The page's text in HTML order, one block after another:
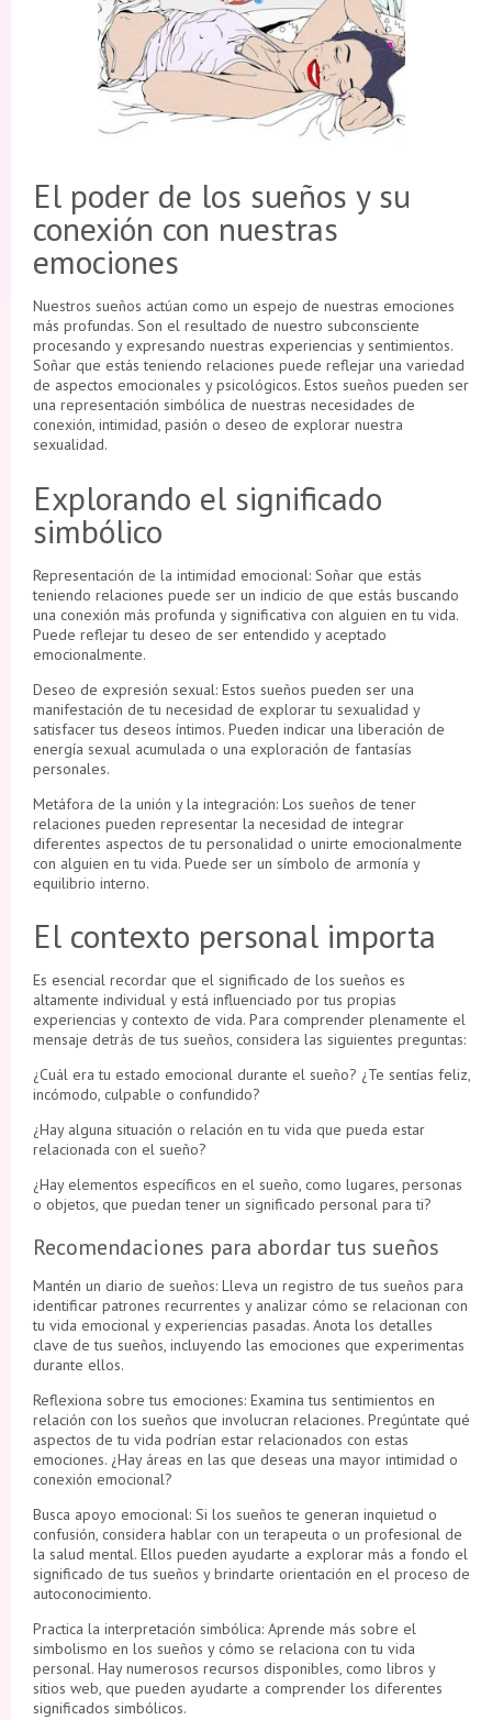
El poder de los sueños y su
conexión con nuestras
emociones
Nuestros sueños actúan como un espejo de nuestras emociones
más profundas. Son el resultado de nuestro subconsciente
procesando y expresando nuestras experiencias y sentimientos.
Soñar que estás teniendo relaciones puede reflejar una variedad
de aspectos emocionales y psicológicos. Estos sueños pueden ser
una representación simbólica de nuestras necesidades de
conexión, intimidad, pasión o deseo de explorar nuestra
sexualidad.
Explorando el significado
simbólico
Representación de la intimidad emocional: Soñar que estás
teniendo relaciones puede ser un indicio de que estás buscando
una conexión más profunda y significativa con alguien en tu vida.
Puede reflejar tu deseo de ser entendido y aceptado
emocionalmente.
Deseo de expresión sexual: Estos sueños pueden ser una
manifestación de tu necesidad de explorar tu sexualidad y
satisfacer tus deseos íntimos. Pueden indicar una liberación de
energía sexual acumulada o una exploración de fantasías
personales.
Metáfora de la unión y la integración: Los sueños de tener
relaciones pueden representar la necesidad de integrar
diferentes aspectos de tu personalidad o unirte emocionalmente
con alguien en tu vida. Puede ser un símbolo de armonía y
equilibrio interno.
El contexto personal importa
Es esencial recordar que el significado de los sueños es
altamente individual y está influenciado por tus propias
experiencias y contexto de vida. Para comprender plenamente el
mensaje detrás de tus sueños, considera las siguientes preguntas:
¿Cuál era tu estado emocional durante el sueño? ¿Te sentías feliz,
incómodo, culpable o confundido?
¿Hay alguna situación o relación en tu vida que pueda estar
relacionada con el sueño?
¿Hay elementos específicos en el sueño, como lugares, personas
o objetos, que puedan tener un significado personal para ti?
Recomendaciones para abordar tus sueños
Mantén un diario de sueños: Lleva un registro de tus sueños para
identificar patrones recurrentes y analizar cómo se relacionan con
tu vida emocional y experiencias pasadas. Anota los detalles
clave de tus sueños, incluyendo las emociones que experimentas
durante ellos.
Reflexiona sobre tus emociones: Examina tus sentimientos en
relación con los sueños que involucran relaciones. Pregúntate qué
aspectos de tu vida podrían estar relacionados con estas
emociones. ¿Hay áreas en las que deseas una mayor intimidad o
conexión emocional?
Busca apoyo emocional: Si los sueños te generan inquietud o
confusión, considera hablar con un terapeuta o un profesional de
la salud mental. Ellos pueden ayudarte a explorar más a fondo el
significado de tus sueños y brindarte orientación en el proceso de
autoconocimiento.
Practica la interpretación simbólica: Aprende más sobre el
simbolismo en los sueños y cómo se relaciona con tu vida
personal. Hay numerosos recursos disponibles, como libros y
sitios web, que pueden ayudarte a comprender los diferentes
significados simbólicos.